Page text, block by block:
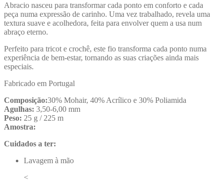
Abracio nasceu para transformar cada ponto em conforto e cada
peça numa expressão de carinho. Uma vez trabalhado, revela uma
textura suave e acolhedora, feita para envolver quem a usa num
abraço eterno.
Perfeito para tricot e crochê, este fio transforma cada ponto numa
experiência de bem-estar, tornando as suas criações ainda mais
especiais.
Fabricado em Portugal
Composição:30% Mohair, 40% Acrílico e 30% Poliamida
Agulhas: 3,50-6,00 mm
Peso: 25 g / 225 m
Amostra:
Cuidados a ter:
Lavagem à mão
<